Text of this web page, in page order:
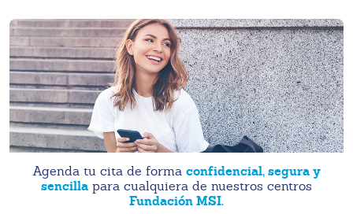
Agenda tu cita de forma confidencial, segura y
sencilla para cualquiera de nuestros centros
Fundación MSI.